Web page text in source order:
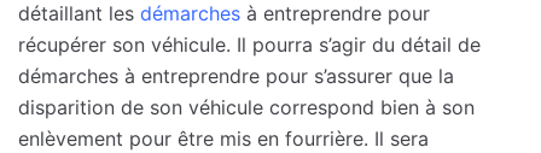
détaillant les démarches à entreprendre pour
récupérer son véhicule. Il pourra s’agir du détail de
démarches à entreprendre pour s’assurer que la
disparition de son véhicule correspond bien à son
enlèvement pour être mis en fourrière. Il sera